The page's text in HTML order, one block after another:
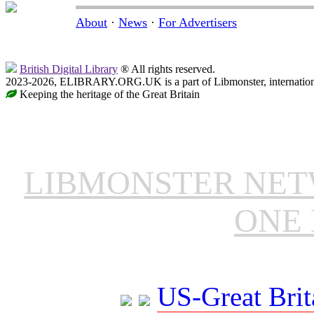
About · News · For Advertisers
British Digital Library ® All rights reserved.
2023-2026, ELIBRARY.ORG.UK is a part of Libmonster,
Keeping the heritage of the Great Britain
LIBMONSTER
ONE
US-Great